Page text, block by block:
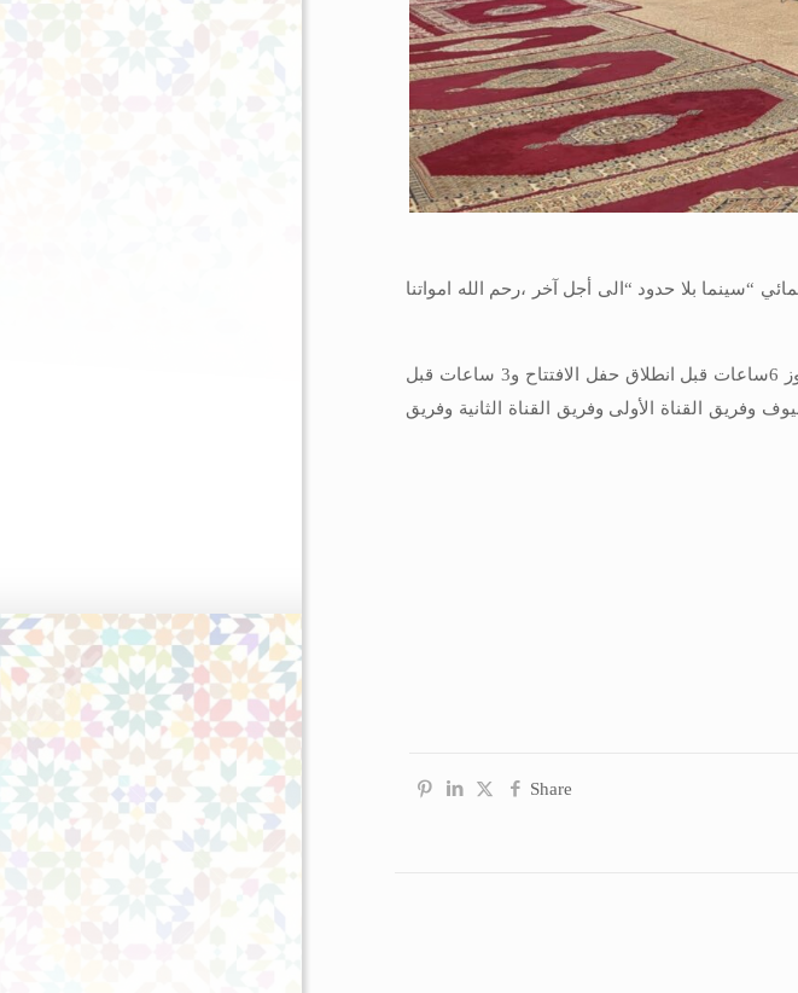
“سينما بلا حدود “الى أجل آخر ،رحم الله امواتنا
للتوضيح ..قررنا تأجيل الدورة الثامنة لمهرجان السعيدية تضامنا مع أهالينا وإخواننا في منطقة الحوز 6ساعات قبل انطلاق حفل الافتتاح و3 ساعات قبل
كنا أول المبادرين ،وكان قد تم وصول أكثر من 20 شخص من الضيوف وفريق القناة الأولى وفريق القناة الثانية وفريق
Share